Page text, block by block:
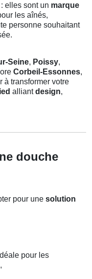
elles sont un marque
les aînés,
personne souhaitant
Seine, Poissy,
Corbeil-Essonnes,
à transformer votre
alliantdesign,
douche
pour une solution
pour les
,